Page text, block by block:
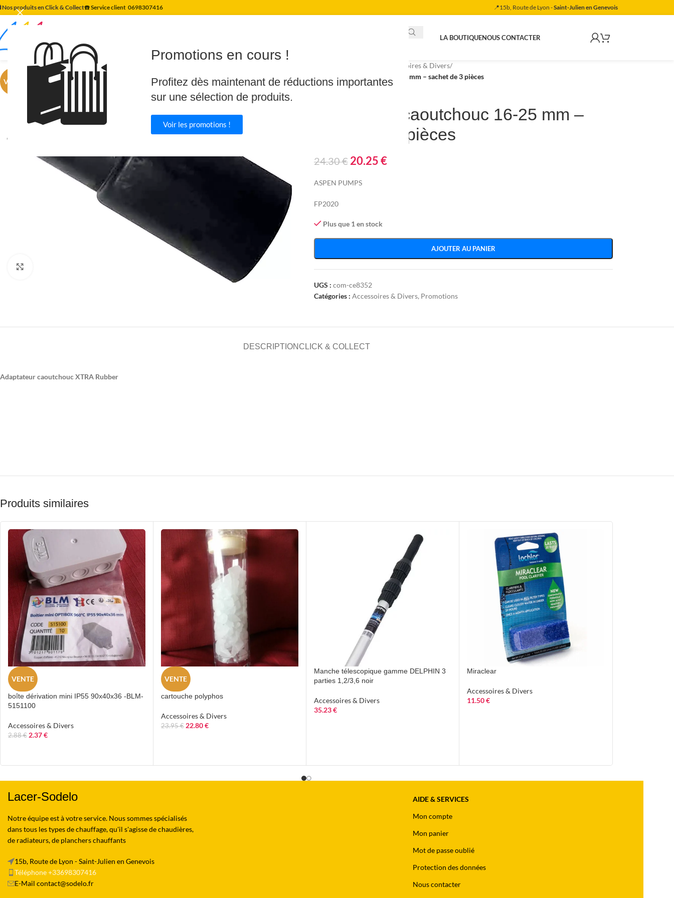
🛍️ Promotions en cours !
Profitez dès maintenant de réductions importantes
sur une sélection de produits.
Voir les promotions !
produits en Click & Collect☎️ Service client 0698307416 📍15b, Route de Lyon -Saint-Julien en Genevois
LA BOUTIQUENOUS CONTACTER
VENTE
Accessoires & Divers/
Adaptateur caoutchouc 16-25 mm – sachet de 3 pièces
Adaptateur caoutchouc 16-25 mm –
sachet de 3 pièces
24.30€ 20.25€
ASPEN PUMPS
FP2020
Plus que 1 en stock
AJOUTER AU PANIER
UGS : com-ce8352
Catégories : Accessoires & Divers, Promotions
DESCRIPTION CLICK & COLLECT
Adaptateur caoutchouc XTRA Rubber
Produits similaires
VENTE
boîte dérivation mini IP55 90x40x36 -BLM-
5151100
Accessoires & Divers
2.88€ 2.37€
VENTE
cartouche polyphos
Accessoires & Divers
23.95€ 22.80€
Manche télescopique gamme DELPHIN 3
parties 1,2/3,6 noir
Accessoires & Divers
35.23€
Miraclear
Accessoires & Divers
11.50€
Lacer-Sodelo
Notre équipe est à votre service. Nous sommes spécialisés
dans tous les types de chauffage, qu'il s'agisse de chaudières,
de radiateurs, de planchers chauffants
15b, Route de Lyon - Saint-Julien en Genevois
Téléphone +33698307416
E-Mail contact@sodelo.fr
AIDE & SERVICES
Mon compte
Mon panier
Mot de passe oublié
Protection des données
Nous contacter